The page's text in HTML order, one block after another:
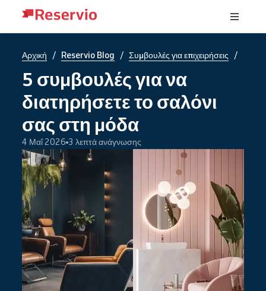
Αρχική / Reservio Blog / Συμβουλές για επιχειρήσεις /
5 συμβουλές για να
διατηρήσετε το σαλόνι
σας στη μόδα
4 Μαΐ 2026 3 λεπτά ανάγνωσης